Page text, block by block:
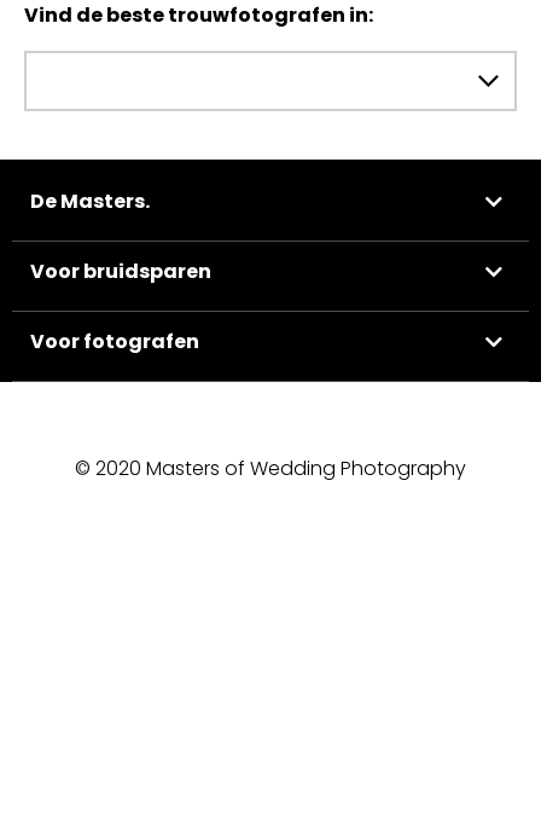
Vind de beste trouwfotografen in:
De Masters.
Voor bruidsparen
Voor fotografen
© 2020 Masters of Wedding Photography